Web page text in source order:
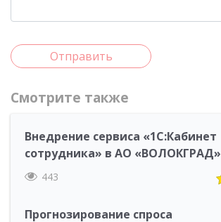
Отправить
Смотрите также
Внедрение сервиса «1С:Кабинет
сотрудника» в АО «ВОЛОКГРАД»
443
Прогнозирование спроса